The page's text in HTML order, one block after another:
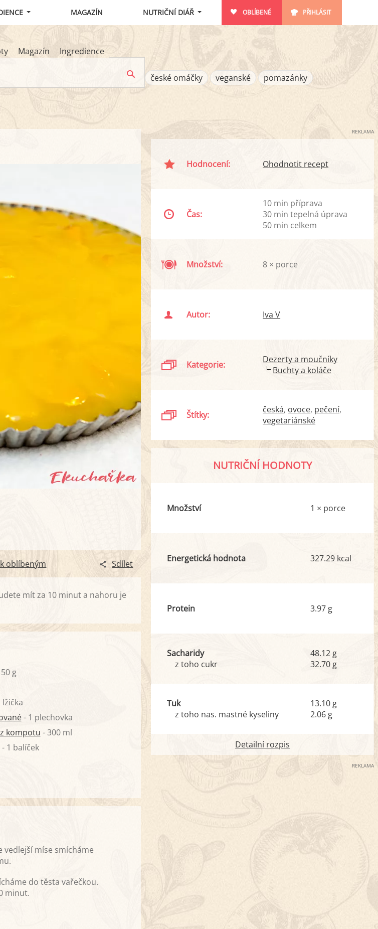
MAGAZÍN NUTRIČNÍ DIÁŘ OBLÍBENÉ PŘIHLÁSIT
Magazín Ingredience
české omáčky veganské pomazánky
oblíbeným Sdílet
mít za 10 minut a nahoru je
g
lžička
- 1 plechovka
kompotu - 300 ml
- 1 balíček
vedlejší míse smícháme
do těsta vařečkou.
minut.
REKLAMA
Hodnocení: Ohodnotit recept
Čas:
10 min příprava
30 min tepelná úprava
50 min celkem
Množství: 8 × porce
Autor: Iva V
Kategorie:
Dezerty a moučníky
Buchty a koláče
Štítky: česká ovoce pečení
vegetariánské
NUTRIČNÍ HODNOTY
Množství 1 × porce
Energetická hodnota 327.29 kcal
Protein 3.97 g
Sacharidy
z toho cukr
48.12 g
32.70 g
Tuk
z toho nas. mastné kyseliny
13.10 g
2.06 g
Detailní rozpis
REKLAMA